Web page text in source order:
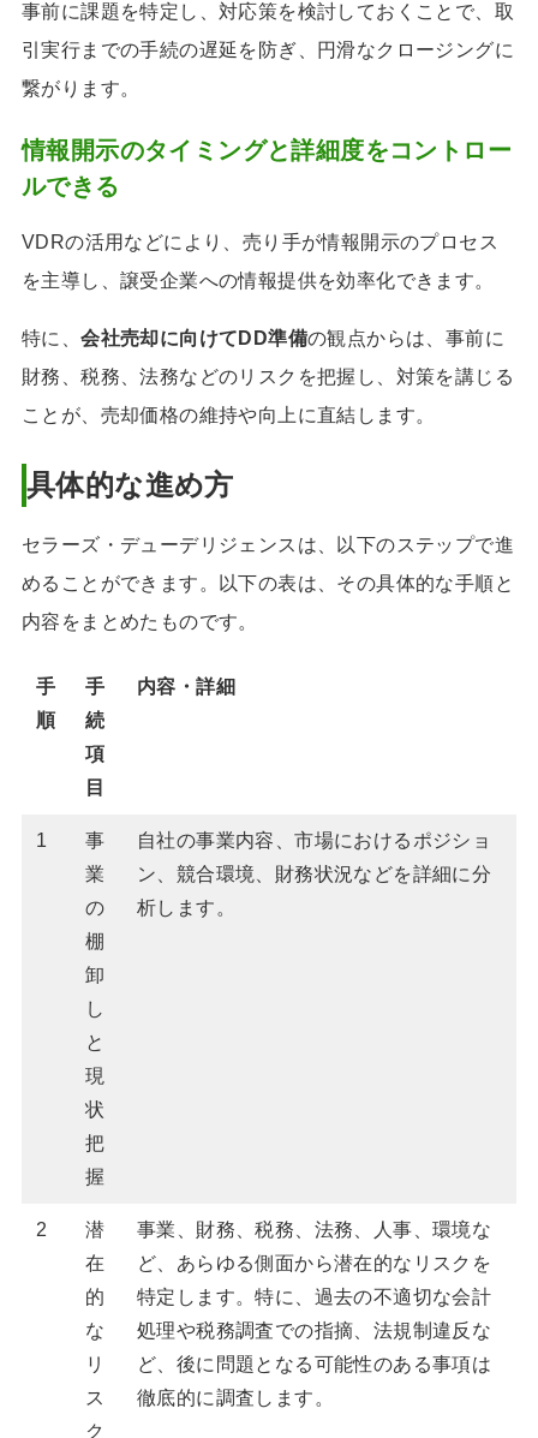
事前に課題を特定し、対応策を検討しておくことで、取
引実行までの手続の遅延を防ぎ、円滑なクロージングに
繋がります。
情報開示のタイミングと詳細度をコントロー
ルできる
VDRの活用などにより、売り手が情報開示のプロセス
を主導し、譲受企業への情報提供を効率化できます。
特に、会社売却に向けてDD準備の観点からは、事前に
財務、税務、法務などのリスクを把握し、対策を講じる
ことが、売却価格の維持や向上に直結します。
具体的な進め方
セラーズ・デューデリジェンスは、以下のステップで進
めることができます。以下の表は、その具体的な手順と
内容をまとめたものです。
手
順
手
続
項
目
内容・詳細
1
事
業
の
棚
卸
し
と
現
状
把
握
自社の事業内容、市場におけるポジショ
ン、競合環境、財務状況などを詳細に分
析します。
2
潜
在
的
な
リ
ス
ク
事業、財務、税務、法務、人事、環境な
ど、あらゆる側面から潜在的なリスクを
特定します。特に、過去の不適切な会計
処理や税務調査での指摘、法規制違反な
ど、後に問題となる可能性のある事項は
徹底的に調査します。